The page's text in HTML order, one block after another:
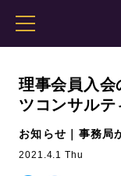
理事会員入会
ツコンサルテ
お知らせ｜事務局
2021.4.1 Thu